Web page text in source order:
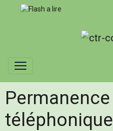
Permanence
téléphonique